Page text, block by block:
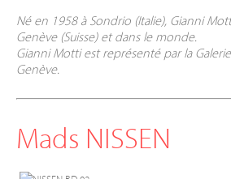
Né en 1958 à Sondrio (Italie), Gianni
Genève (Suisse) et dans le monde.
Gianni Motti est représenté par la
Genève.
Mads NISSEN